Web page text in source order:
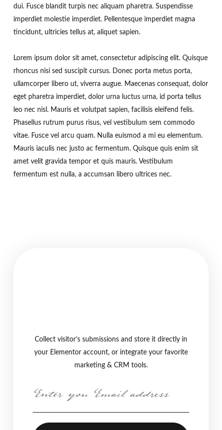
dui. Fusce blandit turpis nec aliquam pharetra. Suspendisse
imperdiet molestie imperdiet. Pellentesque imperdiet magna
tincidunt, ultricies tellus at, aliquet sapien.
Lorem ipsum dolor sit amet, consectetur adipiscing elit. Quisque
rhoncus nisi sed suscipit cursus. Donec porta metus porta,
ullamcorper libero ut, viverra augue. Maecenas consequat, dolor
eget pharetra imperdiet, dolor urna luctus urna, id porta tellus
leo nec nisl. Mauris et volutpat sapien, facilisis eleifend felis.
Phasellus rutrum purus risus, vel vestibulum sem commodo
vitae. Fusce vel arcu quam. Nulla euismod a mi eu elementum.
Mauris iaculis nec justo ac fermentum. Quisque quis enim sit
amet velit gravida tempor et quis mauris. Vestibulum
fermentum est nulla, a accumsan libero ultrices nec.
Collect visitor’s submissions and store it directly in
your Elementor account, or integrate your favorite
marketing & CRM tools.